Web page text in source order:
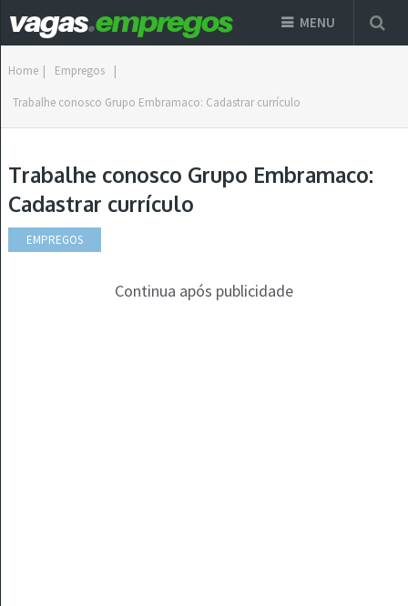
MENU
Home | Empregos |
Trabalhe conosco Grupo Embramaco: Cadastrar currículo
Trabalhe conosco Grupo Embramaco:
Cadastrar currículo
EMPREGOS
Continua após publicidade